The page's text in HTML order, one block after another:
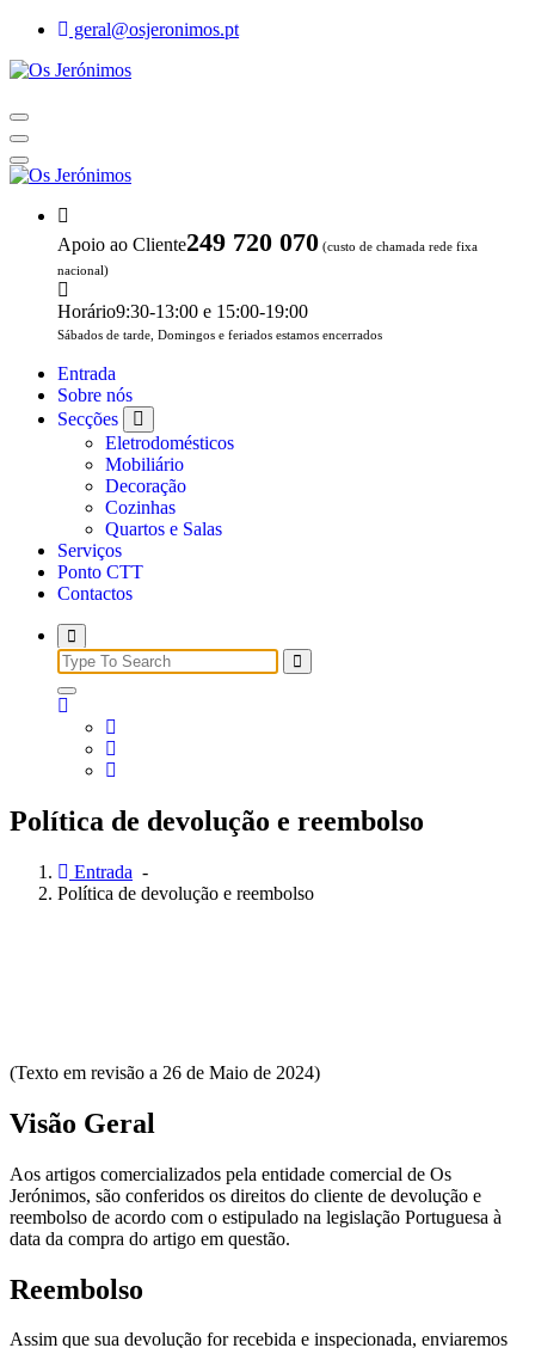
Skip
content
geral@osjeronimos.pt
Indústria e Comércio de Móveis e Electrodomésticos
Indústria e Comércio de Móveis e Electrodomésticos
Apoio ao Cliente249 720 070 (custo de chamada rede fixa
nacional)
Horário9:30-13:00 e 15:00-19:00
Sábados de tarde, Domingos e feriados estamos encerrados
Entrada
Sobre nós
Secções
Eletrodomésticos
Mobiliário
Decoração
Cozinhas
Quartos e Salas
Serviços
Ponto CTT
Contactos
Search
for:
Política de devolução e reembolso
Entrada -
Política de devolução e reembolso
(Texto em revisão a 26 de Maio de 2024)
Visão Geral
Aos artigos comercializados pela entidade comercial de Os
Jerónimos, são conferidos os direitos do cliente de devolução e
reembolso de acordo com o estipulado na legislação Portuguesa à
data da compra do artigo em questão.
Reembolso
Assim que sua devolução for recebida e inspecionada, enviaremos